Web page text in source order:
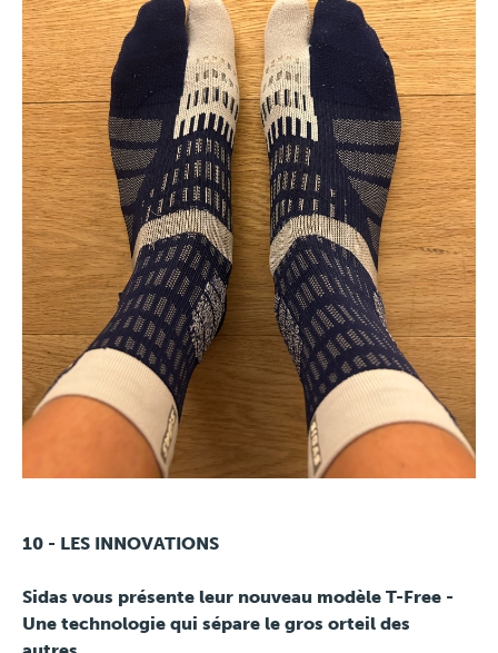
10 - LES INNOVATIONS
Sidas vous présente leur nouveau modèle T-Free -
Une technologie qui sépare le gros orteil des